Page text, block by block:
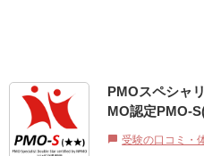
PMOスペシャ
MO認定PMO-
chat_bubble 受験の口コミ・